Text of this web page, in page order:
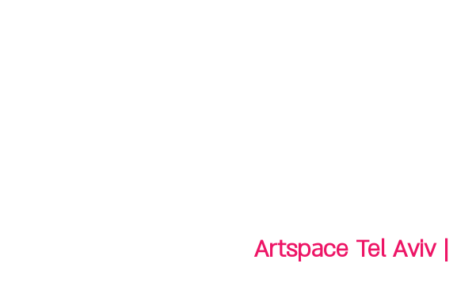
Artspace Tel Aviv |